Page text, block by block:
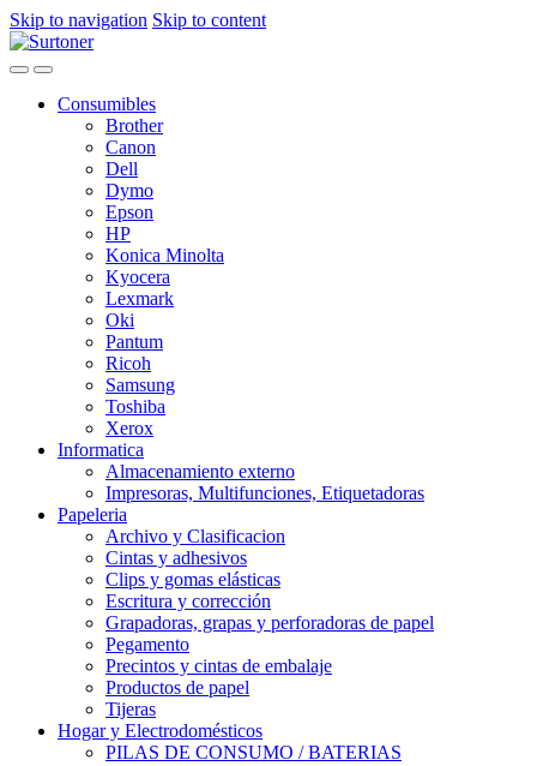
Skip to navigation Skip to content
Consumibles
Brother
Canon
Dell
Dymo
Epson
HP
Konica Minolta
Kyocera
Lexmark
Oki
Pantum
Ricoh
Samsung
Toshiba
Xerox
Informatica
Almacenamiento externo
Impresoras, Multifunciones, Etiquetadoras
Papeleria
Archivo y Clasificacion
Cintas y adhesivos
Clips y gomas elásticas
Escritura y corrección
Grapadoras, grapas y perforadoras de papel
Pegamento
Precintos y cintas de embalaje
Productos de papel
Tijeras
Hogar y Electrodomésticos
PILAS DE CONSUMO / BATERIAS